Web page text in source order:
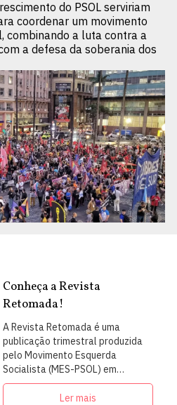
do PSOL serviriam
coordenar um movimento
combinando a luta contra a
a defesa da soberania dos
Conheça a Revista
Retomada!
A Revista Retomada é uma
publicação trimestral produzida
pelo Movimento Esquerda
Socialista (MES-PSOL) em
articulação com intelectuais,
militantes e artistas
Ler mais